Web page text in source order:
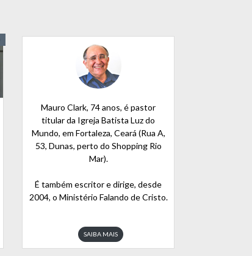
Mauro Clark, 74 anos, é pastor
titular da Igreja Batista Luz do
Mundo, em Fortaleza, Ceará (Rua A,
53, Dunas, perto do Shopping Rio
Mar).
É também escritor e dirige, desde
2004, o Ministério Falando de Cristo.
SAIBA MAIS